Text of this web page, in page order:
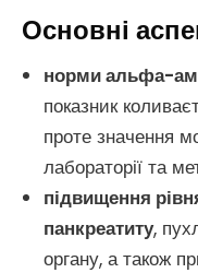
Основні
норми альфа-
показник
проте значення
лабораторії та
підвищення
панкреатиту,
органу, а також